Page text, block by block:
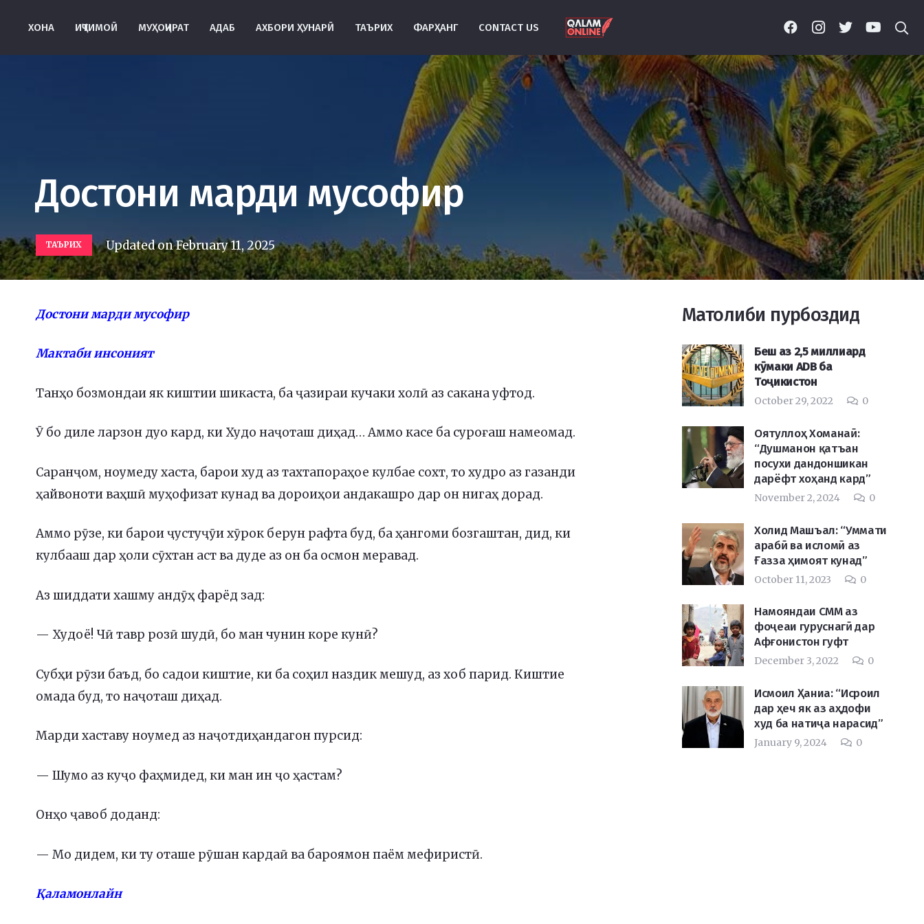
ХОНА ИҶТИМОӢ МУҲОҶИРАТ АДАБ АХБОРИ ҲУНАРӢ ТАЪРИХ ФАРҲАНГ CONTACT US
Достони марди мусофир
ТАЪРИХ Updated onFebruary 11, 2025
Достони марди мусофир
Мактаби инсоният
Танҳо бозмондаи як киштии шикаста, ба ҷазираи кучаки холӣ аз сакана уфтод.
Ӯ бо диле ларзон дуо кард, ки Худо наҷоташ диҳад… Аммо касе ба суроғаш намеомад.
Саранҷом, ноумеду хаста, барои худ аз тахтапораҳое кулбае сохт, то худро аз газанди
ҳайвоноти ваҳшӣ муҳофизат кунад ва дороиҳои андакашро дар он нигаҳ дорад.
Аммо рӯзе, ки барои ҷустуҷӯи хӯрок берун рафта буд, ба ҳангоми бозгаштан, дид, ки
кулбааш дар ҳоли сӯхтан аст ва дуде аз он ба осмон меравад.
Аз шиддати хашму андӯҳ фарёд зад:
— Худоё! Чӣ тавр розӣ шудӣ, бо ман чунин коре кунӣ?
Субҳи рӯзи баъд, бо садои киштие, ки ба соҳил наздик мешуд, аз хоб парид. Киштие
омада буд, то наҷоташ диҳад.
Марди хаставу ноумед аз наҷотдиҳандагон пурсид:
— Шумо аз куҷо фаҳмидед, ки ман ин ҷо ҳастам?
Онҳо ҷавоб доданд:
— Мо дидем, ки ту оташе рӯшан кардаӣ ва бароямон паём мефиристӣ.
Қаламонлайн
Матолиби пурбоздид
Беш аз 2,5 миллиард
кӯмаки ADB ба
Тоҷикистон
October 29, 2022 0
Оятуллоҳ Хоманаӣ:
“Душманон қатъан
посухи дандоншикан
дарёфт хоҳанд кард”
November 2, 2024 0
Холид Машъал: “Уммати
арабӣ ва исломӣ аз
Ғазза ҳимоят кунад”
October 11, 2023 0
Намояндаи СММ аз
фоҷеаи гуруснагӣ дар
Афғонистон гуфт
December 3, 2022 0
Исмоил Ҳаниа: “Исроил
дар ҳеч як аз аҳдофи
худ ба натиҷа нарасид”
January 9, 2024 0